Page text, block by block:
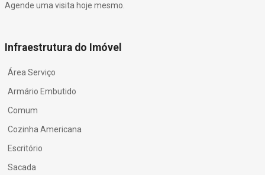
Agende uma visita hoje mesmo.
Infraestrutura do Imóvel
Área Serviço
Armário Embutido
Comum
Cozinha Americana
Escritório
Sacada